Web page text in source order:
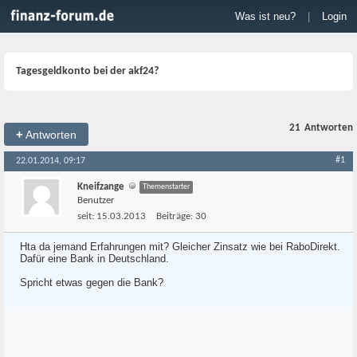
Was ist neu? Login
Tagesgeldkonto bei der akf24?
+Antworten
21 Antworten
22.01.2014, 09:17 #1
Kneifzange Themenstarter
Benutzer
seit: 15.03.2013 Beiträge: 30
Hta da jemand Erfahrungen mit? Gleicher Zinsatz wie bei RaboDirekt.
Dafür eine Bank in Deutschland.
Spricht etwas gegen die Bank?